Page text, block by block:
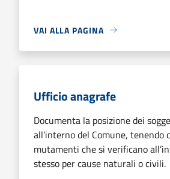
VAI ALLA PAGINA
Ufficio anagrafe
Documenta la posizione dei
all’interno del Comune,
mutamenti che si verificano
stesso per cause naturali o civili.